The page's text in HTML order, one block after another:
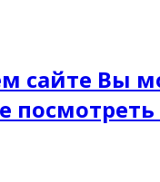
сайте Вы